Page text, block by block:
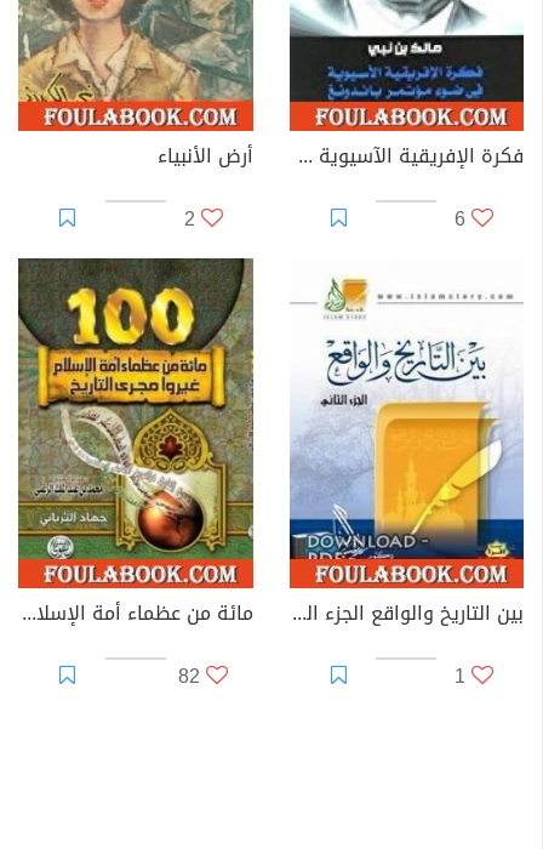
فكرة الإفريقية الآسيوية في ضوء مؤتمر باندونغ
6
أرض الأنبياء
2
بين التاريخ والواقع الجزء الثالث
1
مائة من عظماء أمة الإسلام غيروا مجرى التاريخ
82